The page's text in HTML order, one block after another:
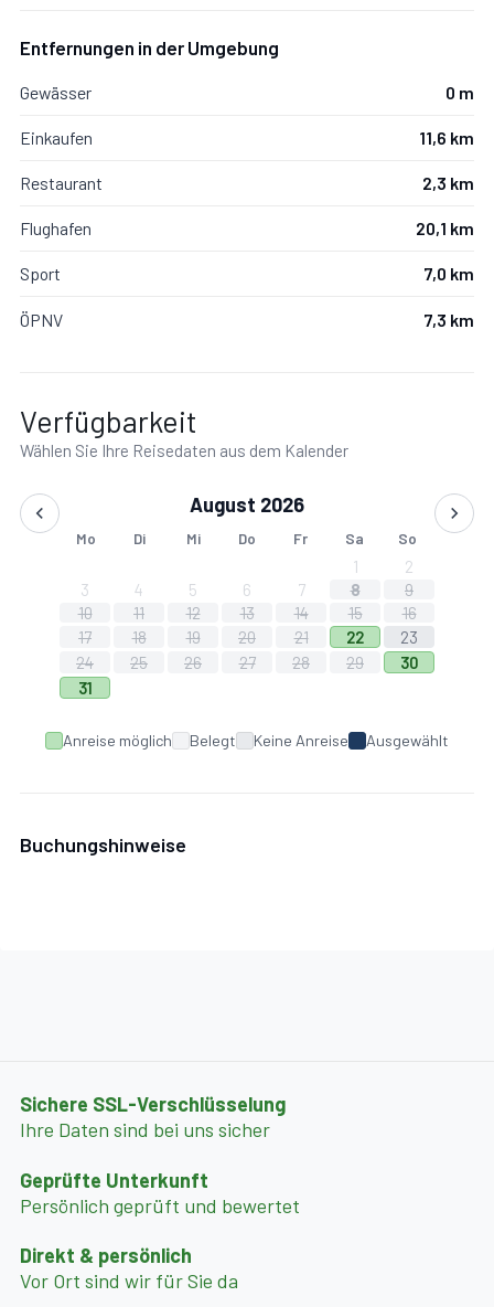
Entfernungen in der Umgebung
Gewässer 0 m
Einkaufen 11,6 km
Restaurant 2,3 km
Flughafen 20,1 km
Sport 7,0 km
ÖPNV 7,3 km
Verfügbarkeit
Wählen Sie Ihre Reisedaten aus dem Kalender
August 2026
Mo Di Mi Do Fr Sa So
1
2
3
4 5 6 7 8
9
10
11 12 13 14 15
16
17
18 19 20 21 22
23
24
25 26 27 28 29
30
31
Anreise möglich Belegt Keine Anreise Ausgewählt
Buchungshinweise
Sichere SSL-Verschlüsselung
Ihre Daten sind bei uns sicher
Geprüfte Unterkunft
Persönlich geprüft und bewertet
Direkt & persönlich
Vor Ort sind wir für Sie da